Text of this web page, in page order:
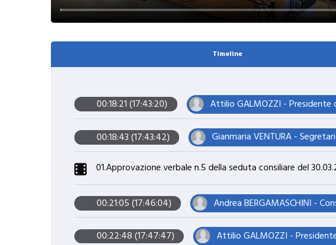
Timeline
00:18:21 (17:43:20) Attilio GALMOZZI - Presidente
00:18:43 (17:43:42) Gianmaria VENTURA -
01.Approvazione verbale n.5 della seduta consiliare del
00:21:05 (17:46:04) Andrea BERGAMASCHINI -
00:22:48 (17:47:47) Attilio GALMOZZI -